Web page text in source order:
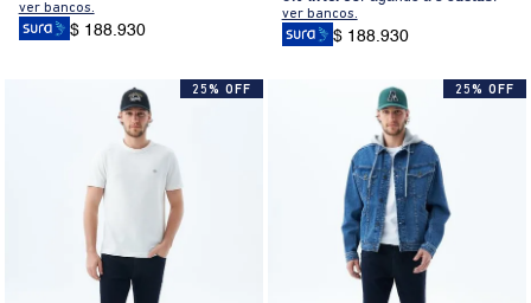
ver bancos.
$ 188.930
ver bancos.
$ 188.930
25% OFF 25% OFF